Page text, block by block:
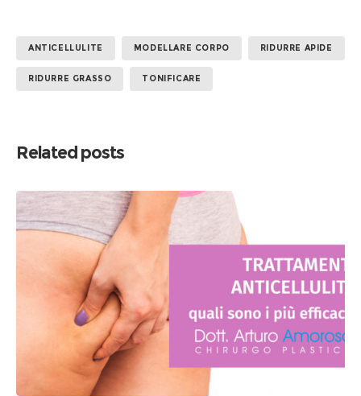
ANTICELLULITE MODELLARE CORPO RIDURRE APIDE
RIDURRE GRASSO TONIFICARE
Related posts